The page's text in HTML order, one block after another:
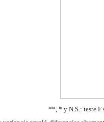
**, * y N.S.: teste